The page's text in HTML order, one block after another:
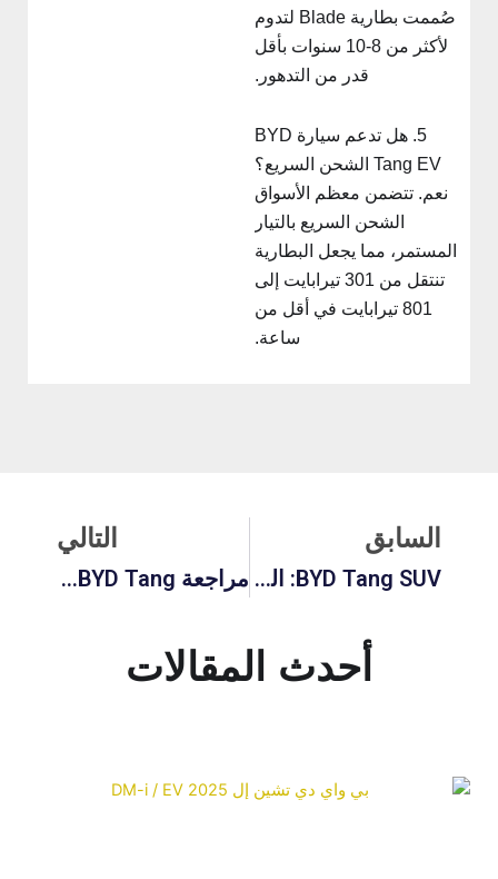
صُممت بطارية Blade لتدوم
لأكثر من 8-10 سنوات بأقل
قدر من التدهور.
5. هل تدعم سيارة BYD
Tang EV الشحن السريع؟
نعم. تتضمن معظم الأسواق
الشحن السريع بالتيار
المستمر، مما يجعل البطارية
تنتقل من 301 تيرابايت إلى
801 تيرابايت في أقل من
ساعة.
السابق
BYD Tang SUV: المراجعة الكاملة والتسعير والأداء والميزات
التالي
مراجعة BYD Tang: نظرة كاملة على الأداء والتكنولوجيا والتصميم والقيمة الحقيقية في العالم الحقيقي
أحدث المقالات